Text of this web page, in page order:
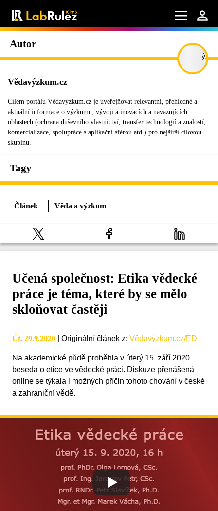
Autor
Vědavýzkum.cz
Cílem portálu Vědavýzkum.cz je uveřejňovat relevantní, přehledné a
aktuální informace o výzkumu, vývoji a inovacích a navazujících
oblastech (ochrana duševního vlastnictví, transfer technologií a znalostí,
komercializace, spolupráce s aplikační sférou atd.) pro nejširší cílovou
skupinu.
Tagy
Článek Věda a výzkum
Učená společnost: Etika vědecké
práce je téma, které by se mělo
skloňovat častěji
Út, 29.9.2020 Originální článek z: Vědavýzkum.cz/ED
Na akademické půdě proběhla v úterý 15. září 2020
beseda o etice ve vědecké práci. Diskuze přenášená
online se týkala i možných příčin tohoto chování v české
a zahraniční vědě.